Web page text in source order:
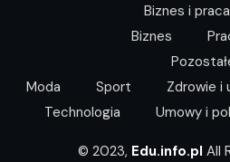
Biznes i praca
Biznes
Moda
Sport Zdrowie i
Technologia
Umowy i
© 2023, Edu.info.pl All